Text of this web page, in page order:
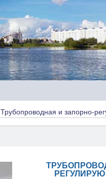
Трубопроводная и запорно-